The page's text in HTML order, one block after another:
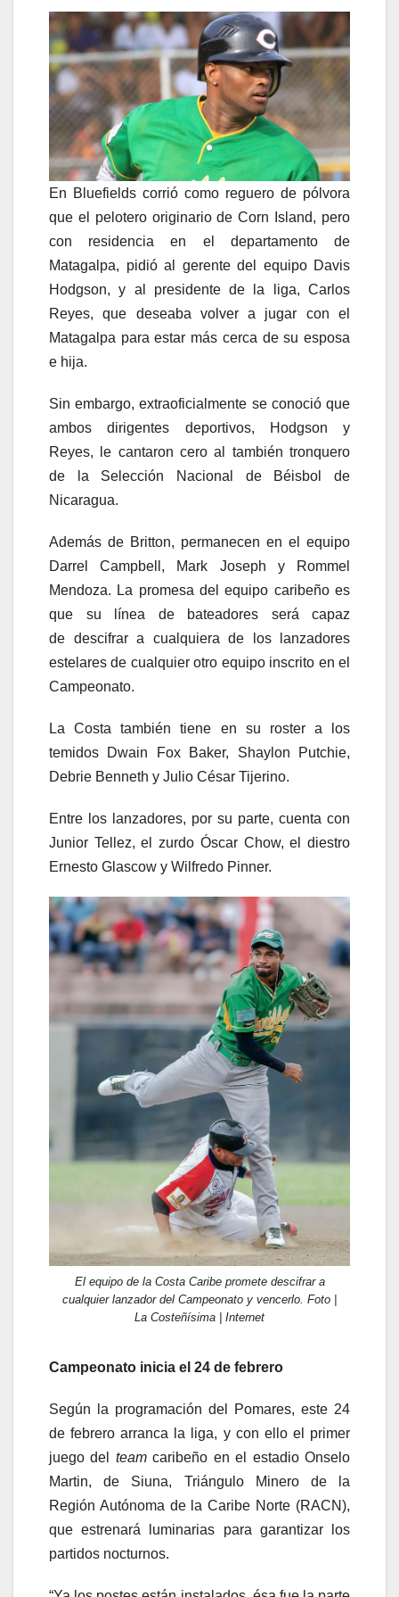
En Bluefields corrió como reguero de pólvora
que el pelotero originario de Corn Island, pero
con residencia en el departamento de
Matagalpa, pidió al gerente del equipo Davis
Hodgson, y al presidente de la liga, Carlos
Reyes, que deseaba volver a jugar con el
Matagalpa para estar más cerca de su esposa
e hija.
Sin embargo, extraoficialmente se conoció que
ambos dirigentes deportivos, Hodgson y
Reyes, le cantaron cero al también tronquero
de la Selección Nacional de Béisbol de
Nicaragua.
Además de Britton, permanecen en el equipo
Darrel Campbell, Mark Joseph y Rommel
Mendoza. La promesa del equipo caribeño es
que su línea de bateadores será capaz
de descifrar a cualquiera de los lanzadores
estelares de cualquier otro equipo inscrito en el
Campeonato.
La Costa también tiene en su roster a los
temidos Dwain Fox Baker, Shaylon Putchie,
Debrie Benneth y Julio César Tijerino.
Entre los lanzadores, por su parte, cuenta con
Junior Tellez, el zurdo Óscar Chow, el diestro
Ernesto Glascow y Wilfredo Pinner.
El equipo de la Costa Caribe promete descifrar a
cualquier lanzador del Campeonato y vencerlo. Foto |
La Costeñísima | Internet
Campeonato inicia el 24 de febrero
Según la programación del Pomares, este 24
de febrero arranca la liga, y con ello el primer
juego del teamcaribeño en el estadio Onselo
Martin, de Siuna, Triángulo Minero de la
Región Autónoma de la Caribe Norte (RACN),
que estrenará luminarias para garantizar los
partidos nocturnos.